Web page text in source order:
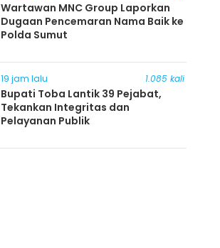
Wartawan MNC Group Laporkan
Dugaan Pencemaran Nama Baik ke
Polda Sumut
19 jam lalu 1.085 kali
Bupati Toba Lantik 39 Pejabat,
Tekankan Integritas dan
Pelayanan Publik